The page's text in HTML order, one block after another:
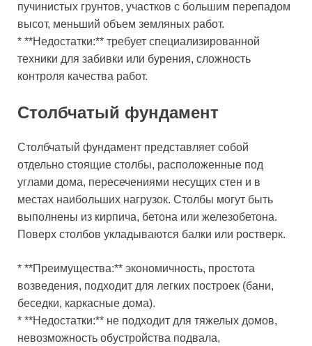
пучинистых грунтов, участков с большим перепадом
высот, меньший объем земляных работ.
* **Недостатки:** требует специализированной
техники для забивки или бурения, сложность
контроля качества работ.
Столбчатый фундамент
Столбчатый фундамент представляет собой
отдельно стоящие столбы, расположенные под
углами дома, пересечениями несущих стен и в
местах наибольших нагрузок. Столбы могут быть
выполнены из кирпича, бетона или железобетона.
Поверх столбов укладываются балки или ростверк.
* **Преимущества:** экономичность, простота
возведения, подходит для легких построек (бани,
беседки, каркасные дома).
* **Недостатки:** не подходит для тяжелых домов,
невозможность обустройства подвала,